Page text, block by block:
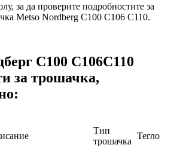
за да проверите подробностите за
Metso Nordberg C100 C106 C110.
C100 C106C110
за трошачка,
Тип
трошачка
Тегло